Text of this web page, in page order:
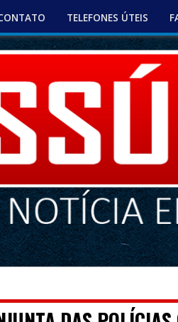
TELEFONES ÚTEIS